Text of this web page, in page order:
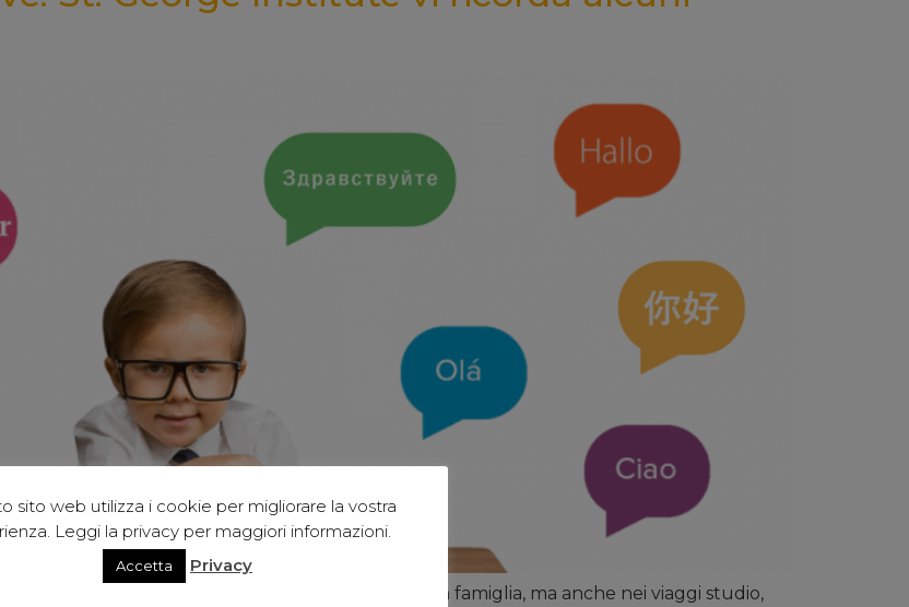
a proprio agio durante le vacanze all’estero con la famiglia, ma anche nei viaggi studio,
sito web utilizza i cookie per migliorare la vostra
Leggi la privacy per maggiori informazioni.
Accetta Privacy